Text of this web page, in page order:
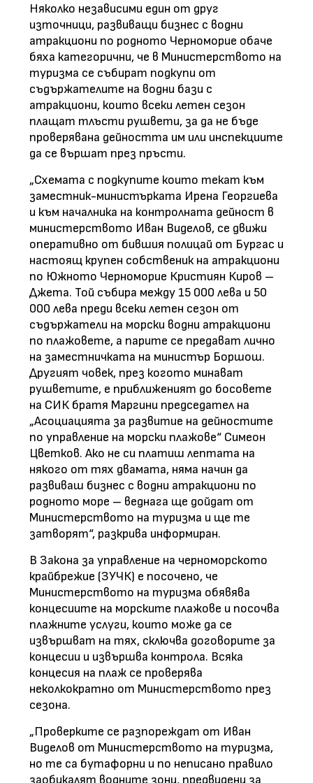
Няколко независими един от друг
източници, развиващи бизнес с водни
атракциони по родното Черноморие обаче
бяха категорични, че в Министерството на
туризма се събират подкупи от
съдържателите на водни бази с
атракциони, които всеки летен сезон
плащат тлъсти рушвети, за да не бъде
проверявана дейността им или инспекциите
да се вършат през пръсти.
„Схемата с подкупите които текат към
заместник-министърката Ирена Георгиева
и към началника на контролната дейност в
министерството Иван Виделов, се движи
оперативно от бившия полицай от Бургас и
настоящ крупен собственик на атракциони
по Южното Черноморие Кристиян Киров –
Джета. Той събира между 15 000 лева и 50
000 лева преди всеки летен сезон от
съдържатели на морски водни атракциони
по плажовете, а парите се предават лично
на заместничката на министър Боршош.
Другият човек, през когото минават
рушветите, е приближеният до босовете
на СИК братя Маргини председател на
„Асоциацията за развитие на дейностите
по управление на морски плажове“ Симеон
Цветков. Ако не си платиш лептата на
някого от тях двамата, няма начин да
развиваш бизнес с водни атракциони по
родното море – веднага ще дойдат от
Министерството на туризма и ще те
затворят“, разкрива информиран.
В Закона за управление на черноморското
крайбрежие (ЗУЧК) е посочено, че
Министерството на туризма обявява
концесиите на морските плажове и посочва
плажните услуги, които може да се
извършват на тях, сключва договорите за
концесии и извършва контрола. Всяка
концесия на плаж се проверява
неколкократно от Министерството през
сезона.
„Проверките се разпореждат от Иван
Виделов от Министерството на туризма,
но те са бутафорни и по неписано правило
заобикалят водните зони, предвидени за